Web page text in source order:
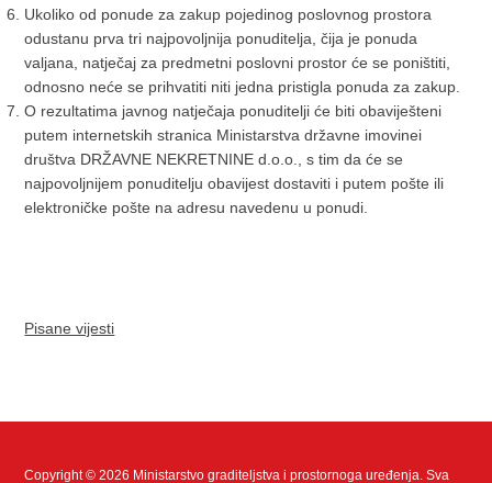
Ukoliko od ponude za zakup pojedinog poslovnog prostora
odustanu prva tri najpovoljnija ponuditelja, čija je ponuda
valjana, natječaj za predmetni poslovni prostor će se poništiti,
odnosno neće se prihvatiti niti jedna pristigla ponuda za zakup.
O rezultatima javnog natječaja ponuditelji će biti obaviješteni
putem internetskih stranica Ministarstva državne imovinei
društva DRŽAVNE NEKRETNINE d.o.o., s tim da će se
najpovoljnijem ponuditelju obavijest dostaviti i putem pošte ili
elektroničke pošte na adresu navedenu u ponudi.
Pisane vijesti
Copyright © 2026 Ministarstvo graditeljstva i prostornoga uređenja. Sva